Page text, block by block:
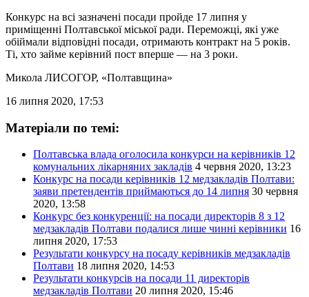
Конкурс на всі зазначені посади пройде 17 липня у
приміщенні Полтавської міської ради. Переможці, які уже
обіймали відповідні посади, отримають контракт на 5 років.
Ті, хто займе керівний пост вперше — на 3 роки.
Микола ЛИСОГОР, «Полтавщина»
16 липня 2020, 17:53
Матеріали по темі:
Полтавська влада оголосила конкурси на керівників 12
комунальних лікарняних закладів 4 червня 2020, 13:23
Конкурс на посади керівників 12 медзакладів Полтави:
заяви претендентів приймаються до 14 липня 30 червня
2020, 13:58
Конкурс без конкуренції: на посади директорів 8 з 12
медзакладів Полтави подалися лише чинні керівники 16
липня 2020, 17:53
Результати конкурсу на посаду керівників медзакладів
Полтави 18 липня 2020, 14:53
Результати конкурсів на посади 11 директорів
медзакладів Полтави 20 липня 2020, 15:46